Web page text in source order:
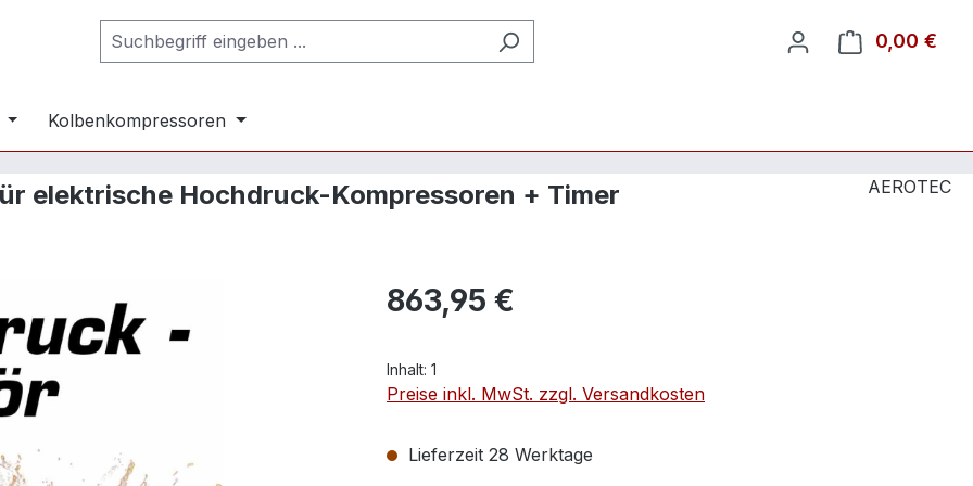
0,00 €
Kolbenkompressoren
elektrische Hochdruck-Kompressoren + Timer AEROTEC
863,95 €
Inhalt: 1
Preise inkl. MwSt. zzgl. Versandkosten
Lieferzeit 28 Werktage